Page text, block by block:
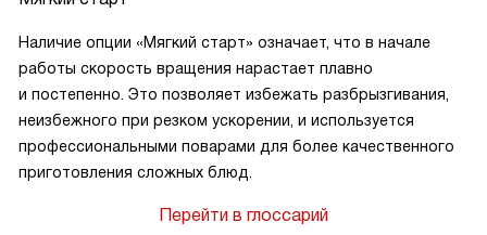
Наличие опции «Мягкий старт» означает, что в начале
работы скорость вращения нарастает плавно
и постепенно. Это позволяет избежать разбрызгивания,
неизбежного при резком ускорении, и используется
профессиональными поварами для более качественного
приготовления сложных блюд.
Перейти в глоссарий